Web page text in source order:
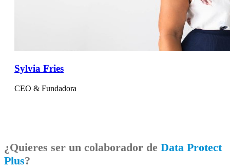
Sylvia Fries
CEO & Fundadora
¿Quieres ser un colaborador de Data Protect
Plus?